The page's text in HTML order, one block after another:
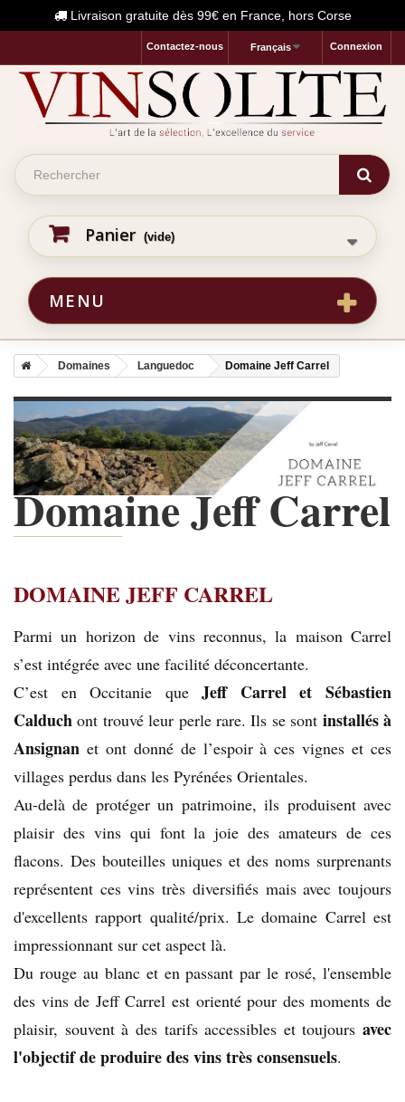
Livraison gratuite dès 99€ en France, hors Corse
Connexion
Français
Contactez-nous
Panier (vide)
MENU
Domaines Languedoc Domaine Jeff Carrel
Domaine Jeff Carrel
DOMAINE JEFF CARREL
Parmi un horizon de vins reconnus, la maison Carrel
s’est intégrée avec une facilité déconcertante.
C’est en Occitanie queJeff Carrel et Sébastien
Calduch ont trouvé leur perle rare. Ils se sont installés à
Ansignan et ont donné de l’espoir à ces vignes et ces
villages perdus dans les Pyrénées Orientales.
Au-delà de protéger un patrimoine, ils produisent avec
plaisir des vins qui font la joie des amateurs de ces
flacons. Des bouteilles uniques et des noms surprenants
représentent ces vins très diversifiés mais avec toujours
d'excellents rapport qualité/prix. Le domaine Carrel est
impressionnant sur cet aspect là.
Du rouge au blanc et en passant par le rosé, l'ensemble
des vins de Jeff Carrel est orienté pour des moments de
plaisir, souvent à des tarifs accessibles et toujours avec
l'objectif de produire des vins très consensuels.